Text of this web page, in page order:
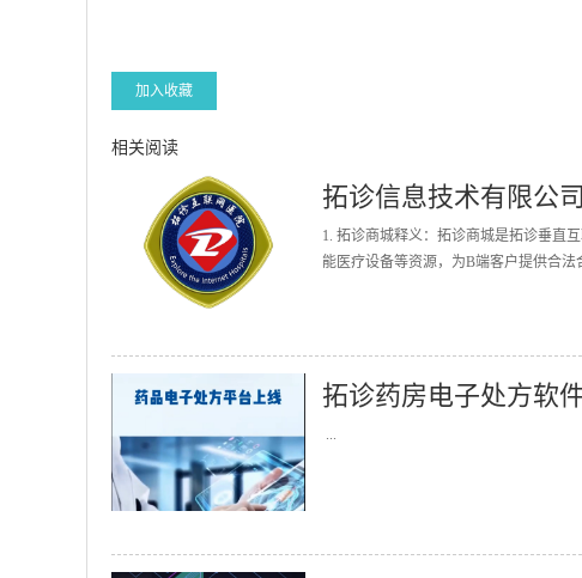
加入收藏
相关阅读
拓诊信息技术有限公
1. 拓诊商城释义：拓诊商城是拓诊垂直
能医疗设备等资源，为B端客户提供合
拓诊药房电子处方软
...